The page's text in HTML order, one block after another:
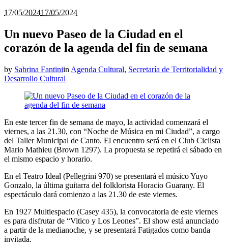
17/05/202417/05/2024
Un nuevo Paseo de la Ciudad en el
corazón de la agenda del fin de semana
by Sabrina Fantiniin Agenda Cultural, Secretaría de Territorialidad y
Desarrollo Cultural
En este tercer fin de semana de mayo, la actividad comenzará el
viernes, a las 21.30, con “Noche de Música en mi Ciudad”, a cargo
del Taller Municipal de Canto. El encuentro será en el Club Ciclista
Mario Mathieu (Brown 1297). La propuesta se repetirá el sábado en
el mismo espacio y horario.
En el Teatro Ideal (Pellegrini 970) se presentará el músico Yuyo
Gonzalo, la última guitarra del folklorista Horacio Guarany. El
espectáculo dará comienzo a las 21.30 de este viernes.
En 1927 Multiespacio (Casey 435), la convocatoria de este viernes
es para disfrutar de “Vitico y Los Leones”. El show está anunciado
a partir de la medianoche, y se presentará Fatigados como banda
invitada.